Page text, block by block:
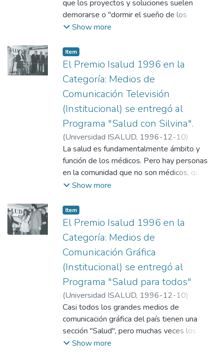
Universidad ISALUD
que los proyectos y soluciones suelen
demorarse o "dormir el sueño de los
justos", es la Comisión de Ecología y
de la Nación, presidida por el Dr. Antonio
Cafiero, que realizó el informe argentino
sobre Desarrollo Humano que incluyó a
varias provincias. El premio ISALUD 1996
en la categoría Medio Ambiente y Salud
(Institucional) fue recibido por la
coordinadora de la Comisión, Lic. Ana Luisa
Cafiero y entregado por Atilio Savino y
Roberto Rosés.
Show more
Item
El Premio Isalud 1996 en la
Categoría: Medios de
Comunicación Televisión
(Institucional) se entregó al
Programa "Salud con Silvina".
(Universidad ISALUD, 1996-12-10)
Departamento de Comunicación,
Universidad ISALUD
La salud es fundamentalmente ámbito y
función de los médicos. Pero hay personas
en la comunidad que no son médicos, que
se ponen en el lugar de la gente y que
salud. Esto es lo que hace el programa de
televisión "Salud con Silvina", conducido por
Silvina Chediek ganador del Premio
ISALUD 1966 en la categoría Medios de
Comunicación Televisión (Institucional) que
fue entregado por Oscar Cavarra y Enrique
Álvarez.
Show more
Item
El Premio Isalud 1996 en la
Categoría: Medios de
Comunicación Gráfica
(Institucional) se entregó al
Programa "Salud para todos"
(Universidad ISALUD, 1996-12-10)
Departamento de Comunicación,
Universidad ISALUD
Casi todos los grandes medios de
comunicación gráfica del país tienen una
sección "Salud", pero muchas veces los
espacios para estos temas se ven acotados
Show more